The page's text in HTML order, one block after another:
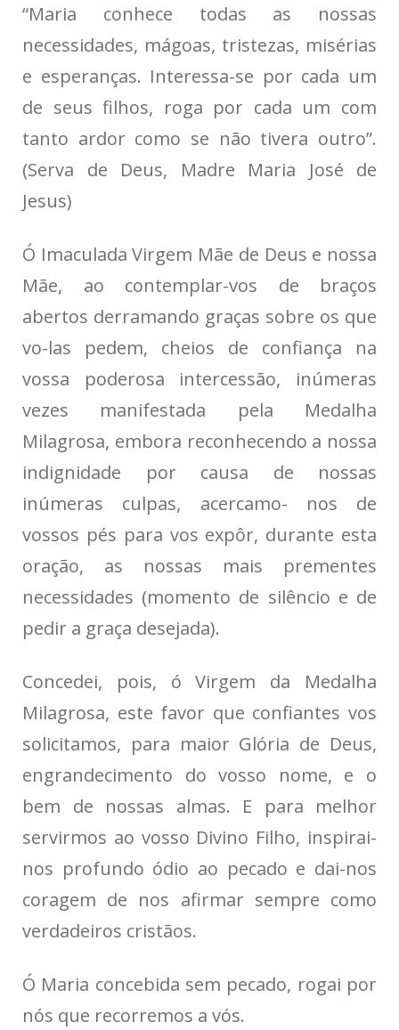
“Maria conhece todas as nossas
necessidades, mágoas, tristezas, misérias
e esperanças. Interessa-se por cada um
de seus filhos, roga por cada um com
tanto ardor como se não tivera outro”.
(Serva de Deus, Madre Maria José de
Jesus)
Ó Imaculada Virgem Mãe de Deus e nossa
Mãe, ao contemplar-vos de braços
abertos derramando graças sobre os que
vo-las pedem, cheios de confiança na
vossa poderosa intercessão, inúmeras
vezes manifestada pela Medalha
Milagrosa, embora reconhecendo a nossa
indignidade por causa de nossas
inúmeras culpas, acercamo- nos de
vossos pés para vos expôr, durante esta
oração, as nossas mais prementes
necessidades (momento de silêncio e de
pedir a graça desejada).
Concedei, pois, ó Virgem da Medalha
Milagrosa, este favor que confiantes vos
solicitamos, para maior Glória de Deus,
engrandecimento do vosso nome, e o
bem de nossas almas. E para melhor
servirmos ao vosso Divino Filho, inspirai-
nos profundo ódio ao pecado e dai-nos
coragem de nos afirmar sempre como
verdadeiros cristãos.
Ó Maria concebida sem pecado, rogai por
nós que recorremos a vós.